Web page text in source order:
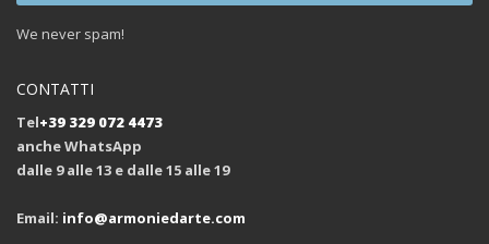
We never spam!
CONTATTI
Tel+39 329 072 4473
anche WhatsApp
dalle 9 alle 13 e dalle 15 alle 19
Email: info@armoniedarte.com